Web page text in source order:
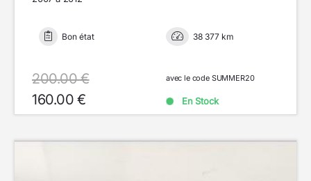
Bon état 38 377 km
200.00 €
160.00 €
avec le code SUMMER20
En Stock